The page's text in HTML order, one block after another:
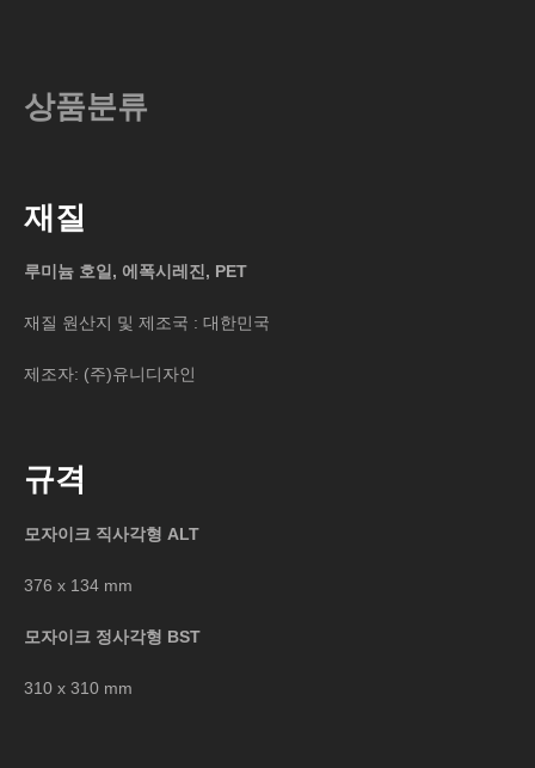
상품분류
재질
루미늄 호일, 에폭시레진, PET
재질 원산지 및 제조국 : 대한민국
제조자: (주)유니디자인
규격
모자이크 직사각형 ALT
376 x 134 mm
모자이크 정사각형 BST
310 x 310 mm